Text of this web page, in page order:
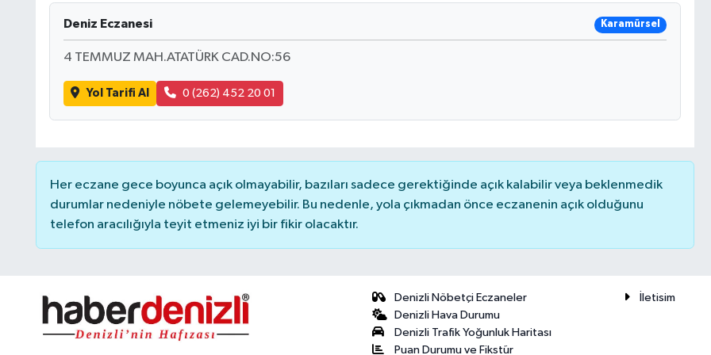
Deniz Eczanesi Karamürsel
4 TEMMUZ MAH.ATATÜRK CAD.NO:56
Yol Tarifi Al 0 (262) 452 20 01
Her eczane gece boyunca açık olmayabilir, bazıları sadece gerektiğinde açık kalabilir veya beklenmedik
durumlar nedeniyle nöbete gelemeyebilir. Bu nedenle, yola çıkmadan önce eczanenin açık olduğunu
telefon aracılığıyla teyit etmeniz iyi bir fikir olacaktır.
Denizli Nöbetçi Eczaneler
Denizli Hava Durumu
Denizli Trafik Yoğunluk Haritası
Puan Durumu ve Fikstür
İletisim